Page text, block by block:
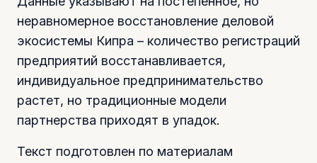
неравномерное восстановление деловой
экосистемы Кипра – количество регистраций
предприятий восстанавливается,
индивидуальное предпринимательство
растет, но традиционные модели
партнерства приходят в упадок.
Текст подготовлен по материалам